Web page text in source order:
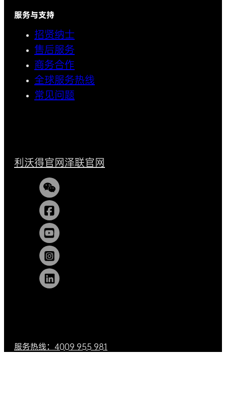
服务与支持
招贤纳士
售后服务
商务合作
全球服务热线
常见问题
利沃得官网泽联官网
服务热线：4009 955 981